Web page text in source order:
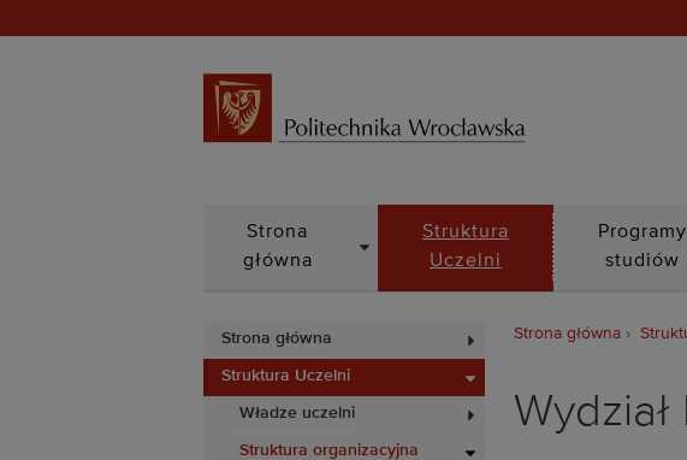
Strona
główna
Struktura
Uczelni
Programy
studiów
Strona główna
Struktura Uczelni
Władze uczelni
Struktura organizacyjna
Strona główna